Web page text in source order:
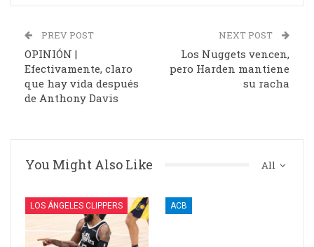
PREV POST
OPINIÓN |
Efectivamente, claro
que hay vida después
de Anthony Davis
NEXT POST
Los Nuggets vencen,
pero Harden mantiene
su racha
All
You Might Also Like
LOS ÁNGELES CLIPPERS ACB